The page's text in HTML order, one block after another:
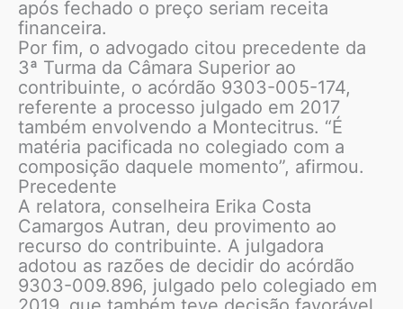
após fechado o preço seriam receita
financeira.
Por fim, o advogado citou precedente da
3ª Turma da Câmara Superior ao
contribuinte, o acórdão 9303-005-174,
referente a processo julgado em 2017
também envolvendo a Montecitrus. “É
matéria pacificada no colegiado com a
composição daquele momento”, afirmou.
Precedente
A relatora, conselheira Erika Costa
Camargos Autran, deu provimento ao
recurso do contribuinte. A julgadora
adotou as razões de decidir do acórdão
9303-009.896, julgado pelo colegiado em